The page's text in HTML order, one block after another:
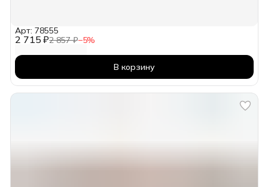
2 715 ₽2 857 ₽−5%
Арт: 78555
В корзину